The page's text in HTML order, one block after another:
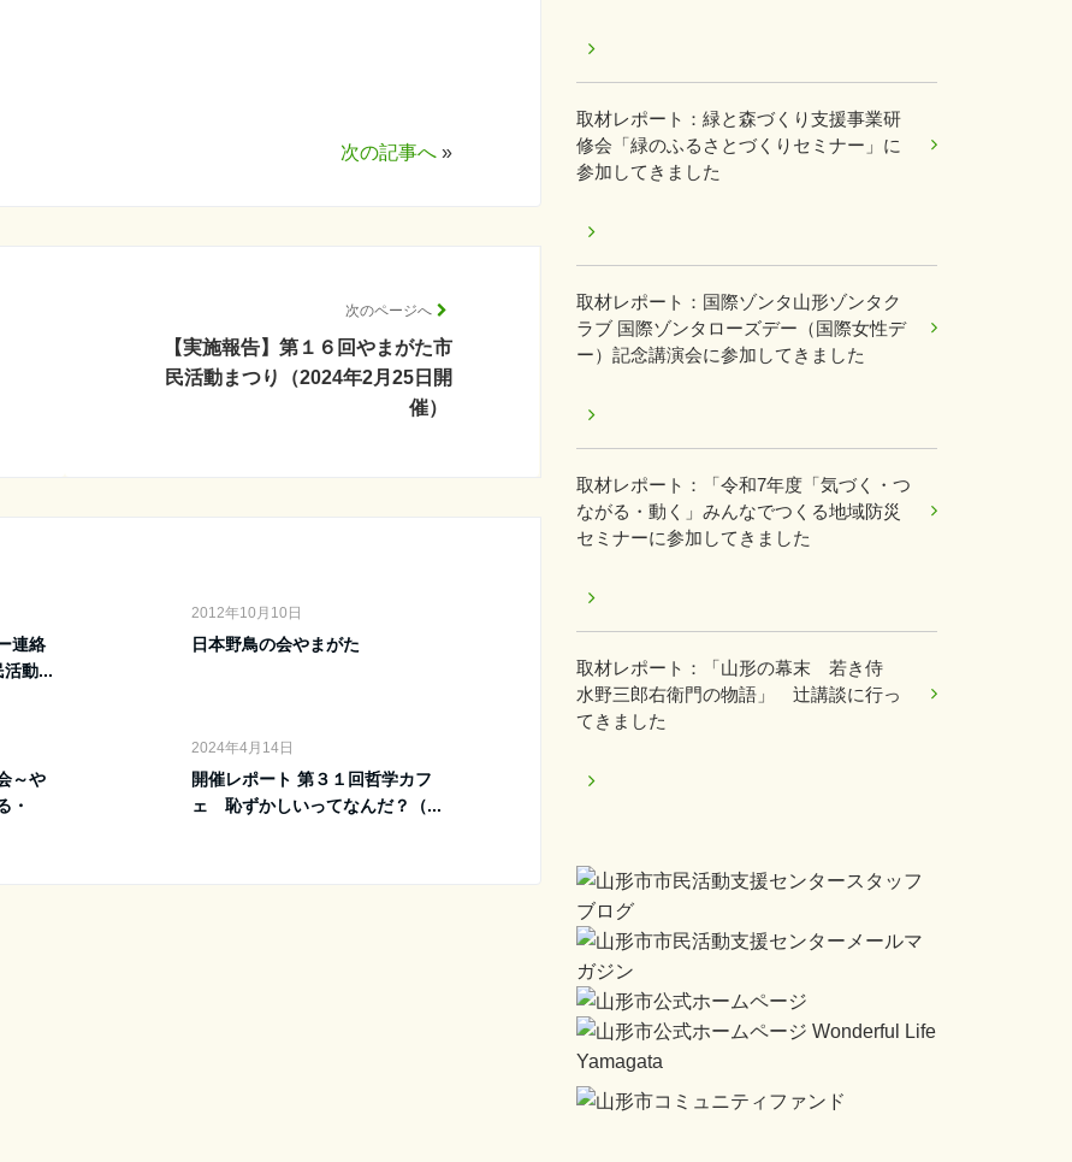
次の記事へ »
次のページへ
【実施報告】第１６回やまがた市
民活動まつり（2024年2月25日開
催）
連絡
活動...
2012年10月10日
日本野鳥の会やまがた
～や
・
2024年4月14日
開催レポート 第３１回哲学カフ
ェ 恥ずかしいってなんだ？（...
取材レポート：緑と森づくり支援事業研
修会「緑のふるさとづくりセミナー」に
参加してきました
取材レポート：国際ゾンタ山形ゾンタク
ラブ 国際ゾンタローズデー（国際女性デ
ー）記念講演会に参加してきました
取材レポート：「令和7年度「気づく・つ
ながる・動く」みんなでつくる地域防災
セミナーに参加してきました
取材レポート：「山形の幕末 若き侍
水野三郎右衛門の物語」 辻講談に行っ
てきました